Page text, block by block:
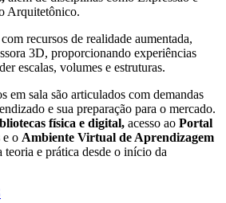
Arquitetônico.
com recursos de realidade aumentada,
3D, proporcionando experiências
escalas, volumes e estruturas.
em sala são articulados com demandas
e sua preparação para o mercado.
física e digital, acesso ao Portal
e o Ambiente Virtual de Aprendizagem
teoria e prática desde o início da